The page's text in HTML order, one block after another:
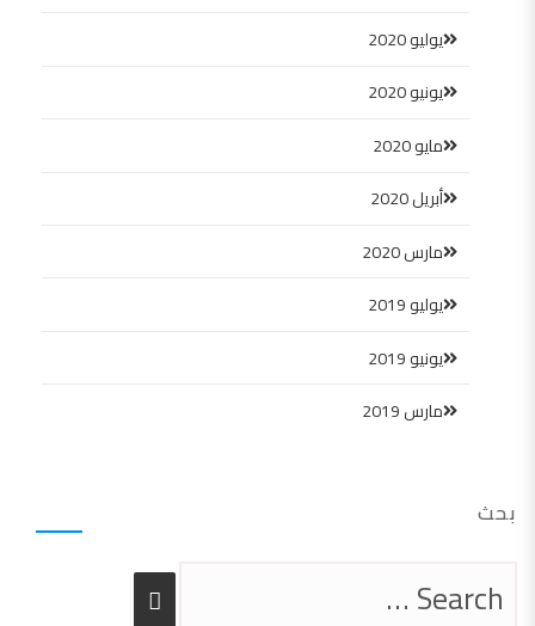
يوليو 2020
يونيو 2020
مايو 2020
أبريل 2020
مارس 2020
يوليو 2019
يونيو 2019
مارس 2019
بحث